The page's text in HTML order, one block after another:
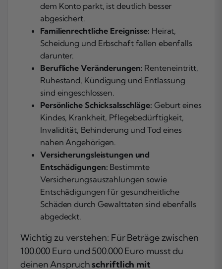
dem Konto parkt, ist deutlich besser
abgesichert.
Familienrechtliche Ereignisse: Heirat,
Scheidung und Erbschaft fallen ebenfalls
darunter.
Berufliche Veränderungen: Renteneintritt,
Ruhestand, Kündigung und Entlassung
sind eingeschlossen.
Persönliche Schicksalsschläge: Geburt eines
Kindes, Krankheit, Pflegebedürftigkeit,
Invalidität, Behinderung und Tod eines
nahen Angehörigen.
Versicherungsleistungen und
Entschädigungen: Bestimmte
Versicherungsauszahlungen sowie
Entschädigungen für gesundheitliche
Schäden durch Gewalttaten sind ebenfalls
abgedeckt.
Wichtig zu verstehen: Für Beträge zwischen
100.000 Euro und 500.000 Euro musst du
deinen Anspruchschriftlich mit